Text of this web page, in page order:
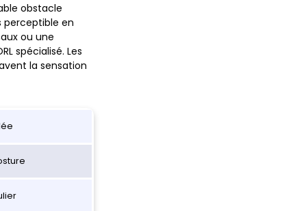
obstacle
perceptible en
ou une
spécialisé. Les
la sensation